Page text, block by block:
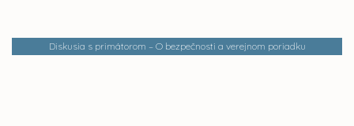
Diskusia s primátorom – O bezpečnosti a verejnom poriadku